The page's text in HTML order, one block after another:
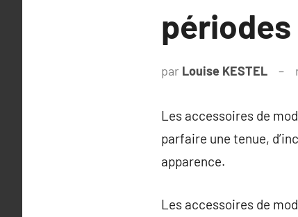
périodes
par Louise KESTEL
Les accessoires de
parfaire une tenue,
apparence.
Les accessoires de